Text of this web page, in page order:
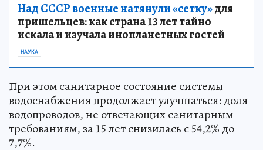
Над СССР военные натянули «сетку»для
пришельцев: как страна 13 лет тайно
искала и изучала инопланетных гостей
НАУКА
При этом санитарное состояние системы
водоснабжения продолжает улучшаться: доля
водопроводов, не отвечающих санитарным
требованиям, за 15 лет снизилась с 54,2% до
7,7%.